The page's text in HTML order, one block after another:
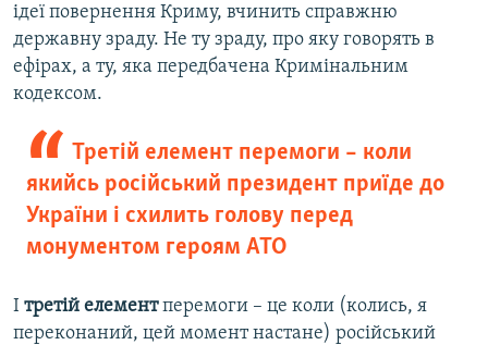
ідеї повернення Криму, вчинить справжню
державну зраду. Не ту зраду, про яку говорять в
ефірах, а ту, яка передбачена Кримінальним
кодексом.
Третій елемент перемоги – коли
якийсь російський президент приїде до
України і схилить голову перед
монументом героям АТО
І третій елементперемоги – це коли (колись, я
переконаний, цей момент настане) російський